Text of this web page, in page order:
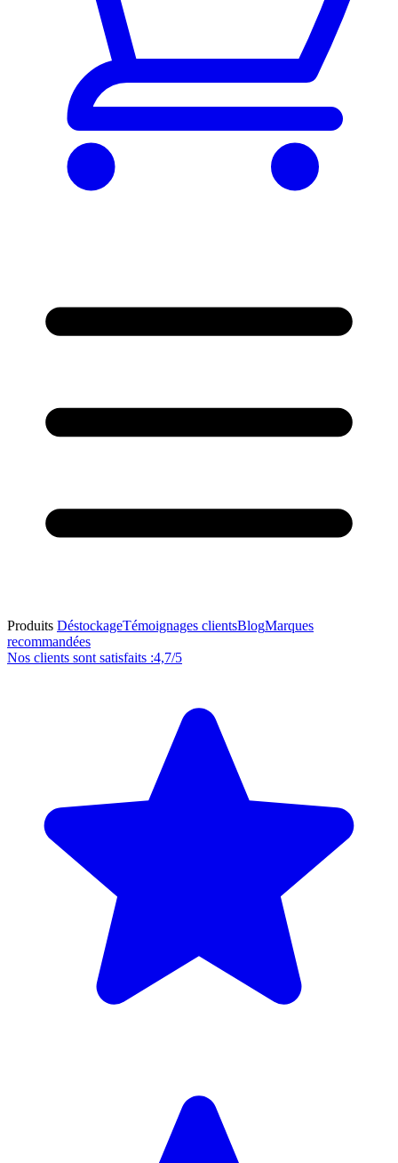
Produits DéstockageTémoignages clientsBlogMarques
recommandées
Nos clients sont satisfaits :4,7/5